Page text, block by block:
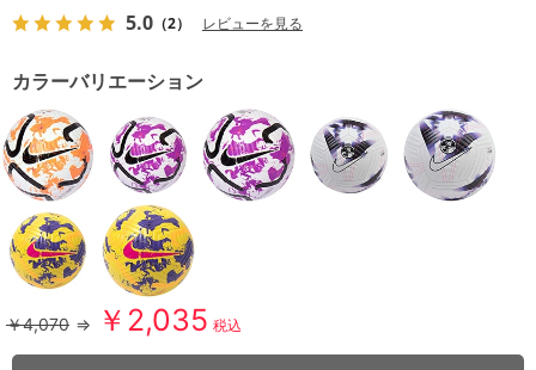
5.0 （2） レビューを見る
カラーバリエーション
￥4,070 ⇒ ￥2,035 税込